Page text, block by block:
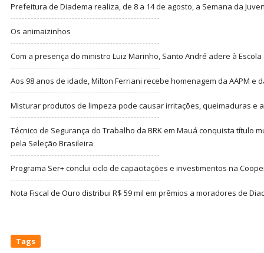
Prefeitura de Diadema realiza, de 8 a 14 de agosto, a Semana da
Os animaizinhos
Com a presença do ministro Luiz Marinho, Santo André adere à
Aos 98 anos de idade, Milton Ferriani recebe homenagem da AAPM e
Misturar produtos de limpeza pode causar irritações, queimaduras e
Técnico de Segurança do Trabalho da BRK em Mauá conquista título
pela Seleção Brasileira
Programa Ser+ conclui ciclo de capacitações e investimentos na
Nota Fiscal de Ouro distribui R$ 59 mil em prêmios a moradores de
Tags